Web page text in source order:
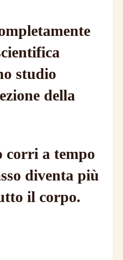
studio
della
corri a tempo
diventa più
il corpo.